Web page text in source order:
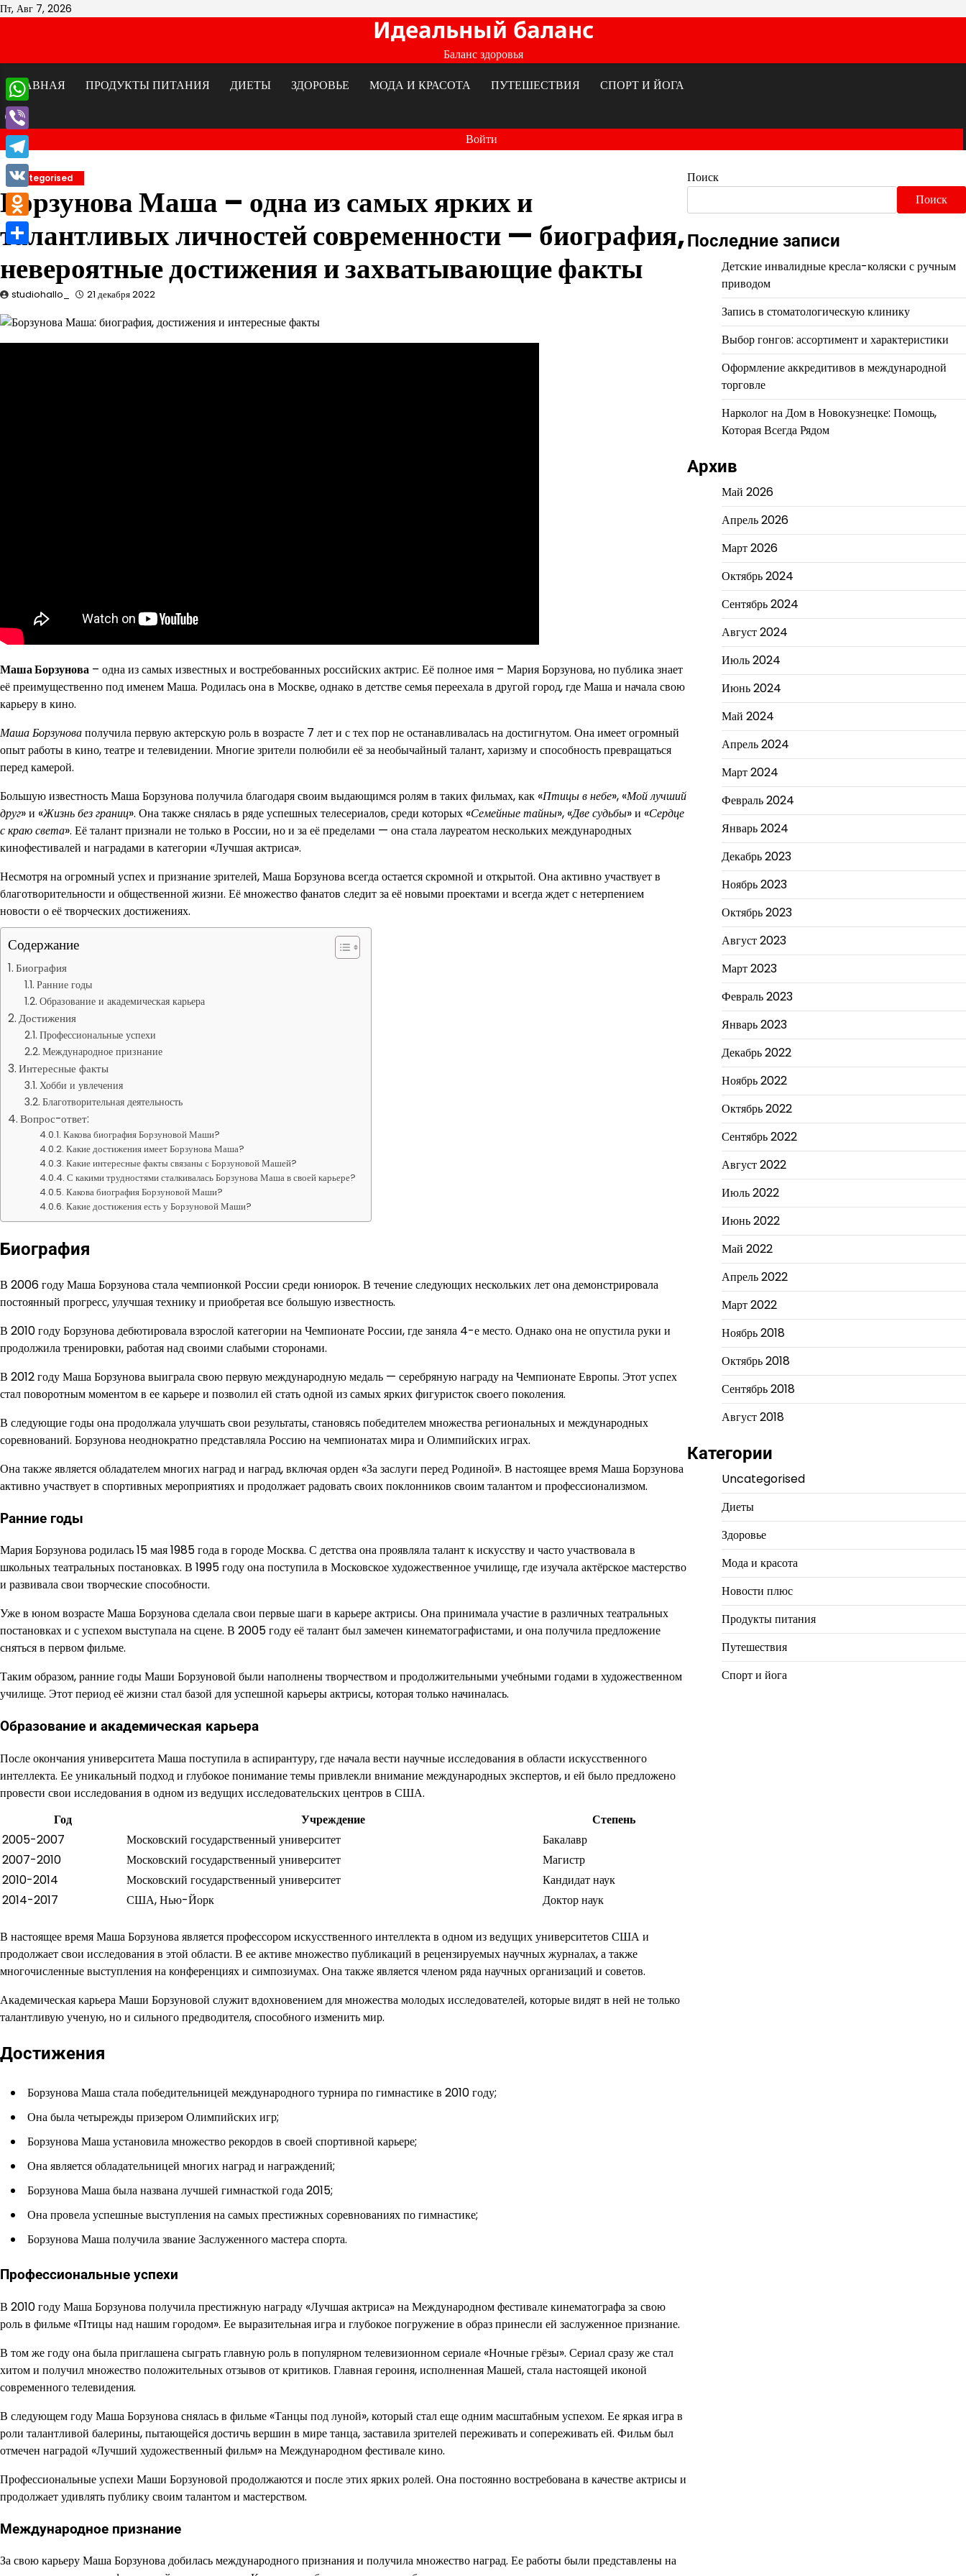
Перейти
Пт, Авг 7, 2026
Идеальный баланс
Баланс здоровья
ГЛАВНАЯ
ПРОДУКТЫ ПИТАНИЯ ДИЕТЫ ЗДОРОВЬЕ МОДА И КРАСОТА ПУТЕШЕСТВИЯ СПОРТ И ЙОГА
Войти
Uncategorised
Борзунова Маша – одна из самых ярких и
талантливых личностей современности — биография,
невероятные достижения и захватывающие факты
studiohallo_ 21 декабря 2022
Маша Борзунова – одна из самых известных и востребованных российских актрис. Её полное имя – Мария Борзунова, но публика знает
её преимущественно под именем Маша. Родилась она в Москве, однако в детстве семья переехала в другой город, где Маша и начала свою
карьеру в кино.
Маша Борзуноваполучила первую актерскую роль в возрасте 7 лет и с тех пор не останавливалась на достигнутом. Она имеет огромный
опыт работы в кино, театре и телевидении. Многие зрители полюбили её за необычайный талант, харизму и способность превращаться
перед камерой.
Большую известность Маша Борзунова получила благодаря своим выдающимся ролям в таких фильмах, как «Птицы в небе», «Мой лучший
друг» и «Жизнь без границ». Она также снялась в ряде успешных телесериалов, среди которых «Семейные тайны», «Две судьбы» и «Сердце
с краю света». Её талант признали не только в России, но и за её пределами — она стала лауреатом нескольких международных
кинофестивалей и наградами в категории «Лучшая актриса».
Несмотря на огромный успех и признание зрителей, Маша Борзунова всегда остается скромной и открытой. Она активно участвует в
благотворительности и общественной жизни. Её множество фанатов следит за её новыми проектами и всегда ждет с нетерпением
новости о её творческих достижениях.
Содержание
Биография
Ранние годы
Образование и академическая карьера
Достижения
Профессиональные успехи
Международное признание
Интересные факты
Хобби и увлечения
Благотворительная деятельность
Вопрос-ответ:
Какова биография Борзуновой Маши?
Какие достижения имеет Борзунова Маша?
Какие интересные факты связаны с Борзуновой Машей?
С какими трудностями сталкивалась Борзунова Маша в своей карьере?
Какова биография Борзуновой Маши?
Какие достижения есть у Борзуновой Маши?
Биография
В 2006 году Маша Борзунова стала чемпионкой России среди юниорок. В течение следующих нескольких лет она демонстрировала
постоянный прогресс, улучшая технику и приобретая все большую известность.
В 2010 году Борзунова дебютировала взрослой категории на Чемпионате России, где заняла 4-е место. Однако она не опустила руки и
продолжила тренировки, работая над своими слабыми сторонами.
В 2012 году Маша Борзунова выиграла свою первую международную медаль — серебряную награду на Чемпионате Европы. Этот успех
стал поворотным моментом в ее карьере и позволил ей стать одной из самых ярких фигуристок своего поколения.
В следующие годы она продолжала улучшать свои результаты, становясь победителем множества региональных и международных
соревнований. Борзунова неоднократно представляла Россию на чемпионатах мира и Олимпийских играх.
Она также является обладателем многих наград и наград, включая орден «За заслуги перед Родиной». В настоящее время Маша Борзунова
активно участвует в спортивных мероприятиях и продолжает радовать своих поклонников своим талантом и профессионализмом.
Ранние годы
Мария Борзунова родилась 15 мая 1985 года в городе Москва. С детства она проявляла талант к искусству и часто участвовала в
школьных театральных постановках. В 1995 году она поступила в Московское художественное училище, где изучала актёрское мастерство
и развивала свои творческие способности.
Уже в юном возрасте Маша Борзунова сделала свои первые шаги в карьере актрисы. Она принимала участие в различных театральных
постановках и с успехом выступала на сцене. В 2005 году её талант был замечен кинематографистами, и она получила предложение
сняться в первом фильме.
Таким образом, ранние годы Маши Борзуновой были наполнены творчеством и продолжительными учебными годами в художественном
училище. Этот период её жизни стал базой для успешной карьеры актрисы, которая только начиналась.
Образование и академическая карьера
После окончания университета Маша поступила в аспирантуру, где начала вести научные исследования в области искусственного
интеллекта. Ее уникальный подход и глубокое понимание темы привлекли внимание международных экспертов, и ей было предложено
провести свои исследования в одном из ведущих исследовательских центров в США.
Год
Учреждение
Степень
2005-2007
Московский государственный университет
Бакалавр
2007-2010
Московский государственный университет
Магистр
2010-2014
Московский государственный университет
Кандидат наук
2014-2017
США, Нью-Йорк Доктор наук
В настоящее время Маша Борзунова является профессором искусственного интеллекта в одном из ведущих университетов США и
продолжает свои исследования в этой области. В ее активе множество публикаций в рецензируемых научных журналах, а также
многочисленные выступления на конференциях и симпозиумах. Она также является членом ряда научных организаций и советов.
Академическая карьера Маши Борзуновой служит вдохновением для множества молодых исследователей, которые видят в ней не только
талантливую ученую, но и сильного предводителя, способного изменить мир.
Достижения
Борзунова Маша стала победительницей международного турнира по гимнастике в 2010 году;
Она была четырежды призером Олимпийских игр;
Борзунова Маша установила множество рекордов в своей спортивной карьере;
Она является обладательницей многих наград и награждений;
Борзунова Маша была названа лучшей гимнасткой года 2015;
Она провела успешные выступления на самых престижных соревнованиях по гимнастике;
Борзунова Маша получила звание Заслуженного мастера спорта.
Профессиональные успехи
В 2010 году Маша Борзунова получила престижную награду «Лучшая актриса» на Международном фестивале кинематографа за свою
роль в фильме «Птицы над нашим городом». Ее выразительная игра и глубокое погружение в образ принесли ей заслуженное признание.
В том же году она была приглашена сыграть главную роль в популярном телевизионном сериале «Ночные грёзы». Сериал сразу же стал
хитом и получил множество положительных отзывов от критиков. Главная героиня, исполненная Машей, стала настоящей иконой
современного телевидения.
В следующем году Маша Борзунова снялась в фильме «Танцы под луной», который стал еще одним масштабным успехом. Ее яркая игра в
роли талантливой балерины, пытающейся достичь вершин в мире танца, заставила зрителей переживать и сопереживать ей. Фильм был
отмечен наградой «Лучший художественный фильм» на Международном фестивале кино.
Профессиональные успехи Маши Борзуновой продолжаются и после этих ярких ролей. Она постоянно востребована в качестве актрисы и
продолжает удивлять публику своим талантом и мастерством.
Международное признание
За свою карьеру Маша Борзунова добилась международного признания и получила множество наград. Ее работы были представлены на
Поиск
Поиск
Последние записи
Детские инвалидные кресла-коляски с ручным
приводом
Запись в стоматологическую клинику
Выбор гонгов: ассортимент и характеристики
Оформление аккредитивов в международной
торговле
Нарколог на Дом в Новокузнецке: Помощь,
Которая Всегда Рядом
Архив
Май 2026
Апрель 2026
Март 2026
Октябрь 2024
Сентябрь 2024
Август 2024
Июль 2024
Июнь 2024
Май 2024
Апрель 2024
Март 2024
Февраль 2024
Январь 2024
Декабрь 2023
Ноябрь 2023
Октябрь 2023
Август 2023
Март 2023
Февраль 2023
Январь 2023
Декабрь 2022
Ноябрь 2022
Октябрь 2022
Сентябрь 2022
Август 2022
Июль 2022
Июнь 2022
Май 2022
Апрель 2022
Март 2022
Ноябрь 2018
Октябрь 2018
Сентябрь 2018
Август 2018
Категории
Uncategorised
Диеты
Здоровье
Мода и красота
Новости плюс
Продукты питания
Путешествия
Спорт и йога
WhatsApp
Viber
Telegram
VK
Odnoklassniki